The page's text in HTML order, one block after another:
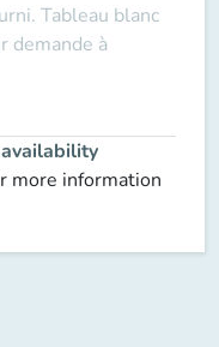
Tableau blanc
demande à
more information